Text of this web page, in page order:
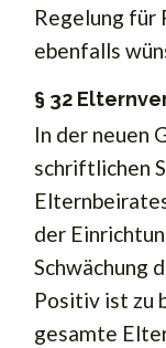
Regelung für
ebenfalls
§ 32
In der neuen
schriftlichen
der
Schwächung
Positiv ist zu
gesamte